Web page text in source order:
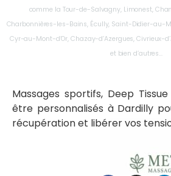
comme la Tour-de-Salvagny, Limonest,
Charbonnières-les-Bains, Écully, Saint-Didier-au-
Cyr-au-Mont-d’Or, Chazay-d’Azergues, Civrieux-
et bien d’autres…
Massages sportifs, Deep
être personnalisés à Dardilly
récupération et libérer vos